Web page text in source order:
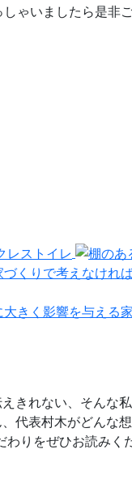
ゃいましたら是非
くりで考えなけれ
きく影響を与える
きれない、そんな
代表村木がどんな
りをぜひお読みく